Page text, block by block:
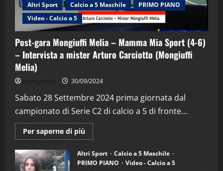
Altri Sport Calcio a 5 Maschile
PRIMO PIANO
Video - Calcio a 5
Post-gara Mongiuffi Melia – Mamma Mia Sport (4-6)
– Intervista a mister Arturo Carciotto (Mongiuffi
Melia)
30/09/2024
Sabato 28 Settembre 2024 prima giornata dal
campionato di Serie C2 di calcio a 5 di fronte...
Per saperne di più
informazioni
Post-
gara
Mongiuffi
Altri Sport
Calcio a 5 Maschile
PRIMO PIANO
Video - Calcio a 5
2
“SportEmpire” in Podcast: 29^ Puntata
(Martedi 28 Aprile 2026)
28/04/2026
"SportEmpire" in Podcast
“SportEmpire” in Podcast: 28^ Puntata
(Martedi 21 Aprile 2026)